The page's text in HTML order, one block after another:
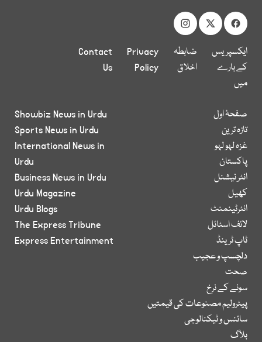
ایکسپریس
کے بارے
میں
ضابطہ
اخلاق
Privacy
Policy
Contact
Us
صفحۂ اول
تازہ ترین
غزہ لہو لہو
پاکستان
انٹر نیشنل
کھیل
انٹرٹینمنٹ
لائف اسٹائل
ٹاپ ٹرینڈ
دلچسپ و عجیب
صحت
سونے کے نرخ
پیٹرولیم مصنوعات کی قیمتیں
سائنس و ٹیکنالوجی
بلاگ
Showbiz News in Urdu
Sports News in Urdu
International News in
Urdu
Business News in Urdu
Urdu Magazine
Urdu Blogs
The Express Tribune
Express Entertainment